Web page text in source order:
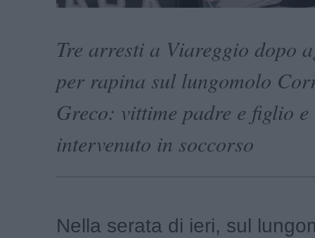
Tre arresti a Viareggio dopo
per rapina sul lungomolo
Greco: vittime padre e figlio e
intervenuto in soccorso
Nella serata di ieri, sul